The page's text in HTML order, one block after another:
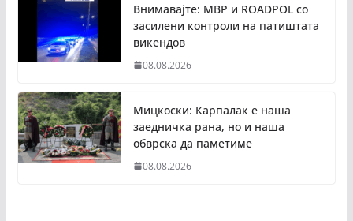
Внимавајте: МВР и ROADPOL со
засилени контроли на патиштата
викендов
08.08.2026
Мицкоски: Карпалак е наша
заедничка рана, но и наша
обврска да паметиме
08.08.2026